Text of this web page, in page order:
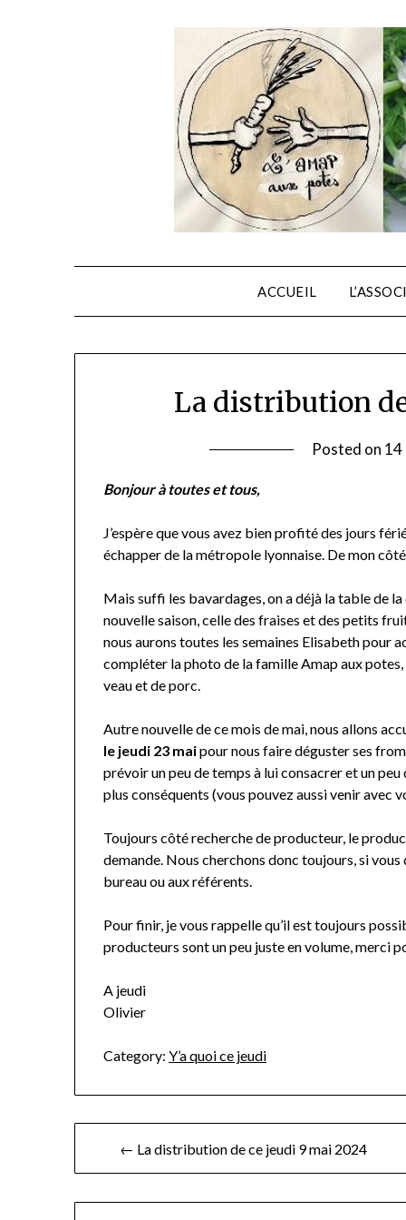
ACCUEIL
La distribution
Posted on 14
Bonjour à toutes et tous,
J’espère que vous avez bien profité des jours
échapper de la métropole lyonnaise. De mon
Mais suffi les bavardages, on a déjà la table de
nouvelle saison, celle des fraises et des petits
nous aurons toutes les semaines Elisabeth pour
compléter la photo de la famille Amap aux
veau et de porc.
Autre nouvelle de ce mois de mai, nous allons
le jeudi 23 maipour nous faire déguster ses
prévoir un peu de temps à lui consacrer et un
plus conséquents (vous pouvez aussi venir avec
Toujours côté recherche de producteur, le
demande. Nous cherchons donc toujours, si
bureau ou aux référents.
Pour finir, je vous rappelle qu’il est toujours
producteurs sont un peu juste en volume, merci
A jeudi
Olivier
Category: Y’a quoi ce jeudi
Navigation
de
l’article
← La distribution de ce jeudi 9 mai 2024